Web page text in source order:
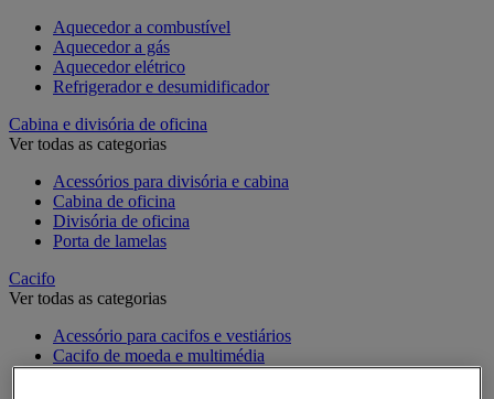
Aquecedor a combustível
Aquecedor a gás
Aquecedor elétrico
Refrigerador e desumidificador
Cabina e divisória de oficina
Ver todas as categorias
Acessórios para divisória e cabina
Cabina de oficina
Divisória de oficina
Porta de lamelas
Cacifo
Ver todas as categorias
Acessório para cacifos e vestiários
Cacifo de moeda e multimédia
Cacifo específico